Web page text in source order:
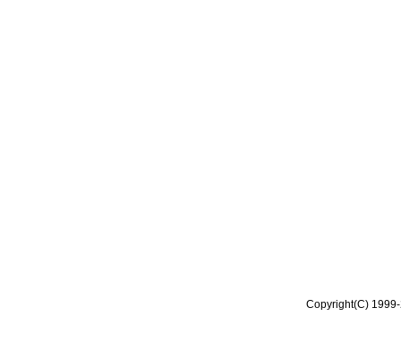
Copyright(C)